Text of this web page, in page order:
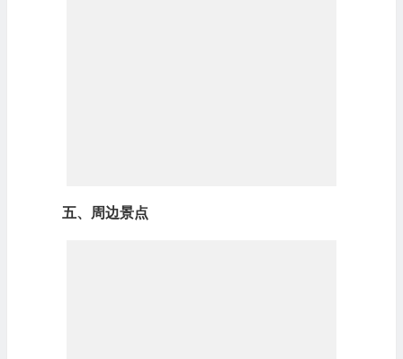
五、周边景点